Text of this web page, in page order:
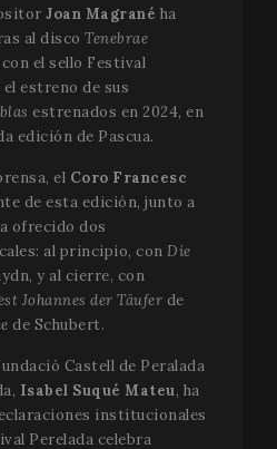
Joan Magrané ha
al disco Tenebrae
el sello Festival
estreno de sus
estrenados en 2024, en
edición de Pascua.
el Coro Francesc
de esta edición, junto a
ofrecido dos
al principio, con Die
y al cierre, con
Johannes der Täufer de
de Schubert.
Castell de Peralada
Isabel Suqué Mateu, ha
institucionales
Perelada celebra